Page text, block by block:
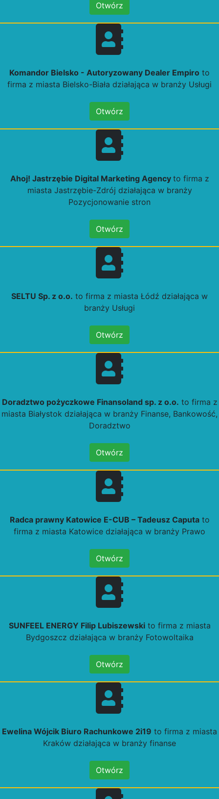
Otwórz
Komandor Bielsko - Autoryzowany Dealer Empiro to
firma z miasta Bielsko-Biała działająca w branży Usługi
Otwórz
Ahoj! Jastrzębie Digital Marketing Agency to firma z
miasta Jastrzębie-Zdrój działająca w branży
Pozycjonowanie stron
Otwórz
SELTU Sp. z o.o. to firma z miasta Łódź działająca w
branży Usługi
Otwórz
Doradztwo pożyczkowe Finansoland sp. z o.o. to firma z
miasta Białystok działająca w branży Finanse, Bankowość,
Doradztwo
Otwórz
Radca prawny Katowice E-CUB – Tadeusz Caputato
firma z miasta Katowice działająca w branży Prawo
Otwórz
SUNFEEL ENERGY Filip Lubiszewskito firma z miasta
Bydgoszcz działająca w branży Fotowoltaika
Otwórz
Ewelina Wójcik Biuro Rachunkowe 2i19 to firma z miasta
Kraków działająca w branży finanse
Otwórz